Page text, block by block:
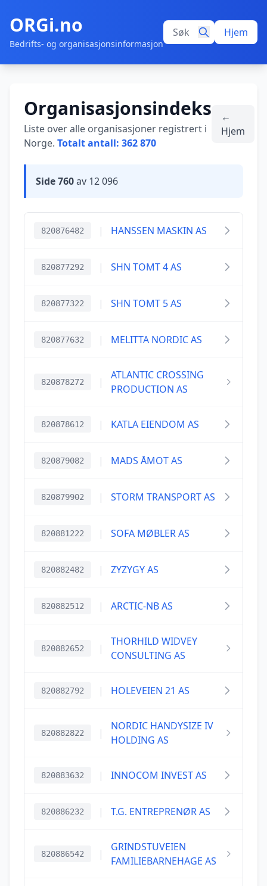
ORGi.no
Bedrifts- og organisasjonsinformasjon
Hjem
Organisasjonsindeks
Liste over alle organisasjoner registrert i
Norge. Totalt antall: 362 870
←
Hjem
Side 760av 12 096
820876482 | HANSSEN MASKIN AS
820877292 | SHN TOMT 4 AS
820877322 | SHN TOMT 5 AS
820877632 | MELITTA NORDIC AS
820878272 |
ATLANTIC CROSSING
PRODUCTION AS
820878612 | KATLA EIENDOM AS
820879082 | MADS ÅMOT AS
820879902 | STORM TRANSPORT AS
820881222 | SOFA MØBLER AS
820882482 | ZYZYGY AS
820882512 | ARCTIC-NB AS
820882652 |
THORHILD WIDVEY
CONSULTING AS
820882792 | HOLEVEIEN 21 AS
820882822 |
NORDIC HANDYSIZE IV
HOLDING AS
820883632 | INNOCOM INVEST AS
820886232 | T.G. ENTREPRENØR AS
820886542 |
GRINDSTUVEIEN
FAMILIEBARNEHAGE AS